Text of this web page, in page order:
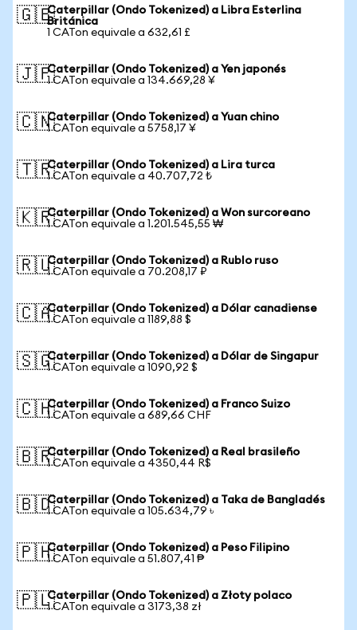
🇬🇧Caterpillar (Ondo Tokenized) a Libra Esterlina
Británica
1 CATon equivale a 632,61 £
🇯🇵Caterpillar (Ondo Tokenized) a Yen japonés
1 CATon equivale a 134.669,28 ¥
🇨🇳Caterpillar (Ondo Tokenized) a Yuan chino
1 CATon equivale a 5758,17 ¥
🇹🇷Caterpillar (Ondo Tokenized) a Lira turca
1 CATon equivale a 40.707,72 ₺
🇰🇷Caterpillar (Ondo Tokenized) a Won surcoreano
1 CATon equivale a 1.201.545,55 ₩
🇷🇺Caterpillar (Ondo Tokenized) a Rublo ruso
1 CATon equivale a 70.208,17 ₽
🇨🇦Caterpillar (Ondo Tokenized) a Dólar canadiense
1 CATon equivale a 1189,88 $
🇸🇬Caterpillar (Ondo Tokenized) a Dólar de Singapur
1 CATon equivale a 1090,92 $
🇨🇭Caterpillar (Ondo Tokenized) a Franco Suizo
1 CATon equivale a 689,66 CHF
🇧🇷Caterpillar (Ondo Tokenized) a Real brasileño
1 CATon equivale a 4350,44 R$
🇧🇩Caterpillar (Ondo Tokenized) a Taka de Bangladés
1 CATon equivale a 105.634,79 ৳
🇵🇭Caterpillar (Ondo Tokenized) a Peso Filipino
1 CATon equivale a 51.807,41 ₱
🇵🇱Caterpillar (Ondo Tokenized) a Złoty polaco
1 CATon equivale a 3173,38 zł